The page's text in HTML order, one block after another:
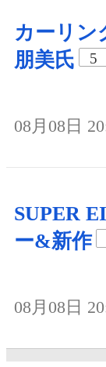
カーリン
朋美氏
5
08月08日
SUPER
ー&新作
08月08日